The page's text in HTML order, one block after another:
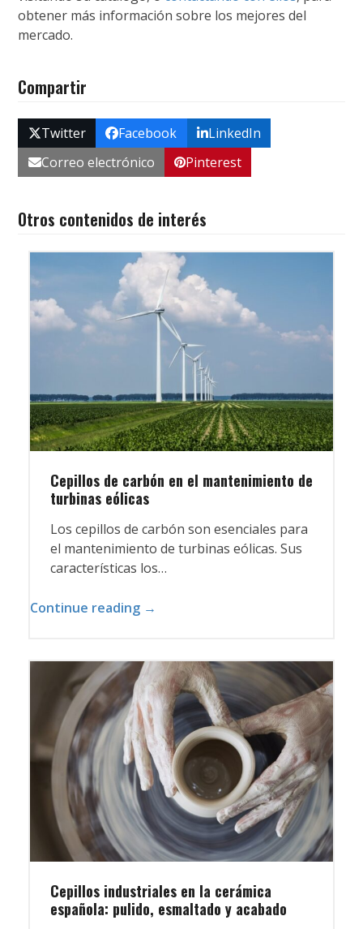
obtener más información sobre los mejores del
mercado.
Compartir
Twitter Facebook
LinkedIn
Correo electrónico
Pinterest
Otros contenidos de interés
Cepillos de carbón en el mantenimiento de
turbinas eólicas
Los cepillos de carbón son esenciales para
el mantenimiento de turbinas eólicas. Sus
características los…
Continue reading →
Cepillos industriales en la cerámica
española: pulido, esmaltado y acabado